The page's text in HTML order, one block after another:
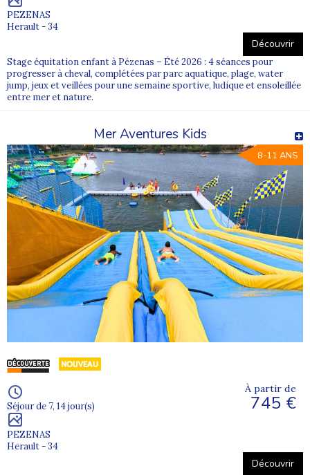
PEZENAS
Herault - 34
Découvrir
Stage équitation enfant à Pézenas – Été 2026 : 4 séances pour
progresser à cheval, complétées par parc aquatique, plage, water
jump, jeux et veillées pour une semaine sportive, ludique et ensoleillée
entre mer et nature.
Mer Aventures Kids
8-11 ANS
Séjour de 7, 14 jour(s)
PEZENAS
Herault - 34
À partir de
745 €
Découvrir